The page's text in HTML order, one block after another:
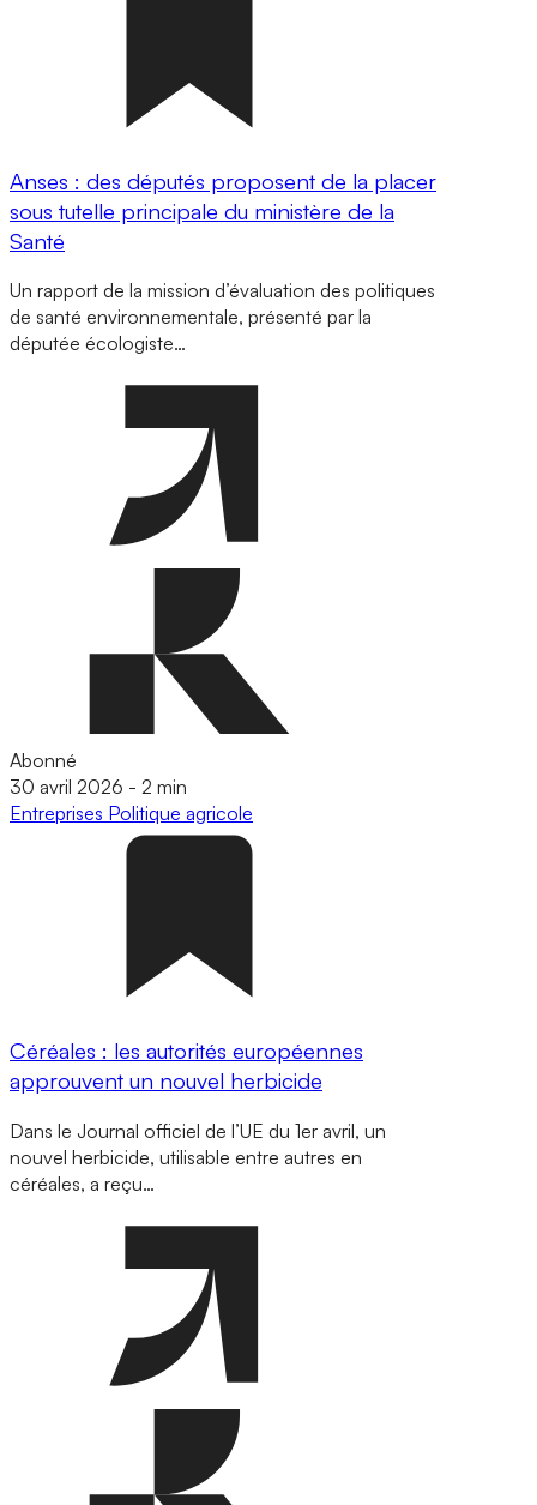
Anses : des députés proposent de la placer
sous tutelle principale du ministère de la
Santé
Un rapport de la mission d’évaluation des politiques
de santé environnementale, présenté par la
députée écologiste…
Abonné
30 avril 2026 - 2 min
Entreprises Politique agricole
Céréales : les autorités européennes
approuvent un nouvel herbicide
Dans le Journal officiel de l’UE du 1er avril, un
nouvel herbicide, utilisable entre autres en
céréales, a reçu…